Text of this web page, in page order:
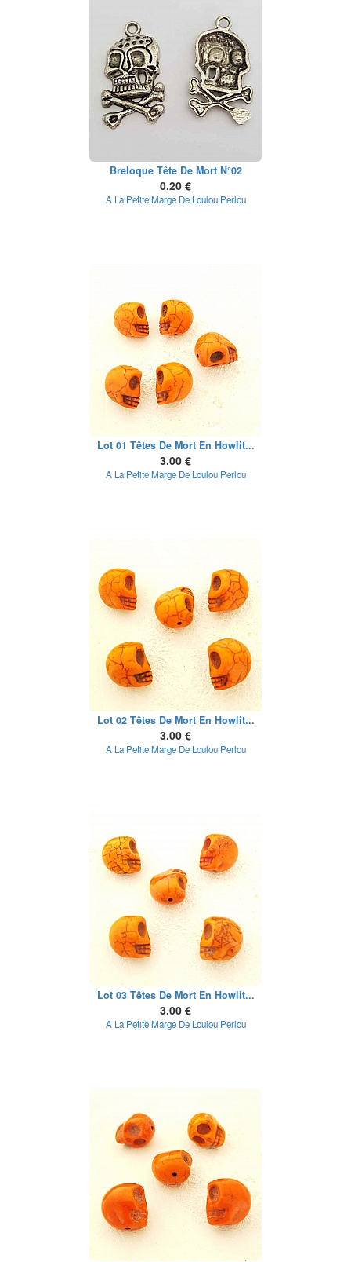
Breloque Tête De Mort N°02
0.20 €
A La Petite Marge De Loulou Perlou
Lot 01 Têtes De Mort En Howlit...
3.00 €
A La Petite Marge De Loulou Perlou
Lot 02 Têtes De Mort En Howlit...
3.00 €
A La Petite Marge De Loulou Perlou
Lot 03 Têtes De Mort En Howlit...
3.00 €
A La Petite Marge De Loulou Perlou